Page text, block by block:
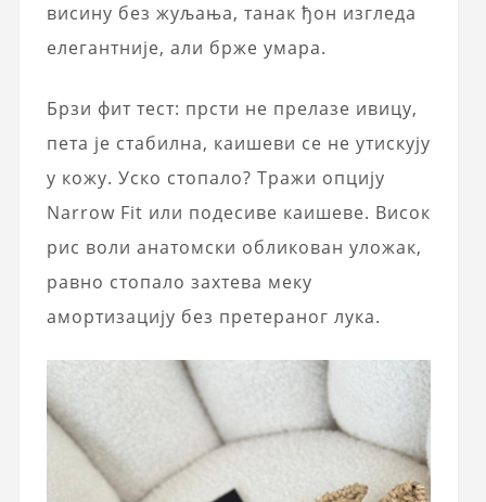
висину без жуљања, танак ђон изгледа
елегантније, али брже умара.
Брзи фит тест: прсти не прелазе ивицу,
пета је стабилна, каишеви се не утискују
у кожу. Уско стопало? Тражи опцију
Narrow Fit или подесиве каишеве. Висок
рис воли анатомски обликован уложак,
равно стопало захтева меку
амортизацију без претераног лука.